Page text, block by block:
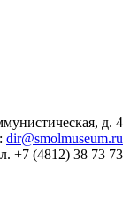
д. 4
dir@smolmuseum.ru
+7 (4812) 38 73 73